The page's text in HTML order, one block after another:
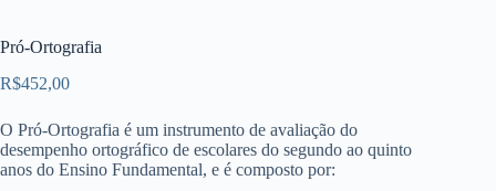
Pró-Ortografia
R$452,00
O Pró-Ortografia é um instrumento de avaliação do
desempenho ortográfico de escolares do segundo ao quinto
anos do Ensino Fundamental, e é composto por: